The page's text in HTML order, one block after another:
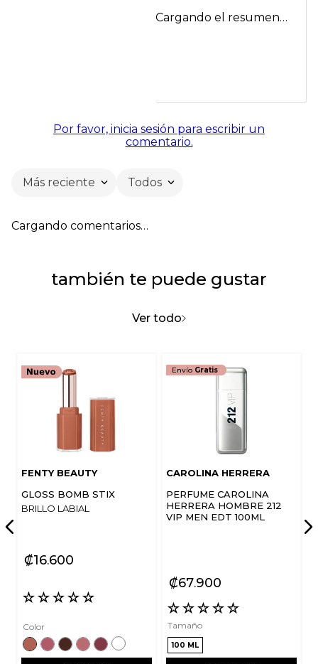
Cargando el resumen…
Por favor, inicia sesión para escribir un
comentario.
Más reciente Todos
Cargando comentarios…
también te puede gustar
Ver todo
FENTY BEAUTY
GLOSS BOMB STIX
BRILLO LABIAL
₡16600
☆☆☆☆☆
Color
Envío Gratis
CAROLINA HERRERA
PERFUME CAROLINA
HERRERA HOMBRE 212
VIP MEN EDT 100ML
₡67900
☆☆☆☆☆
Tamaño
100 ML